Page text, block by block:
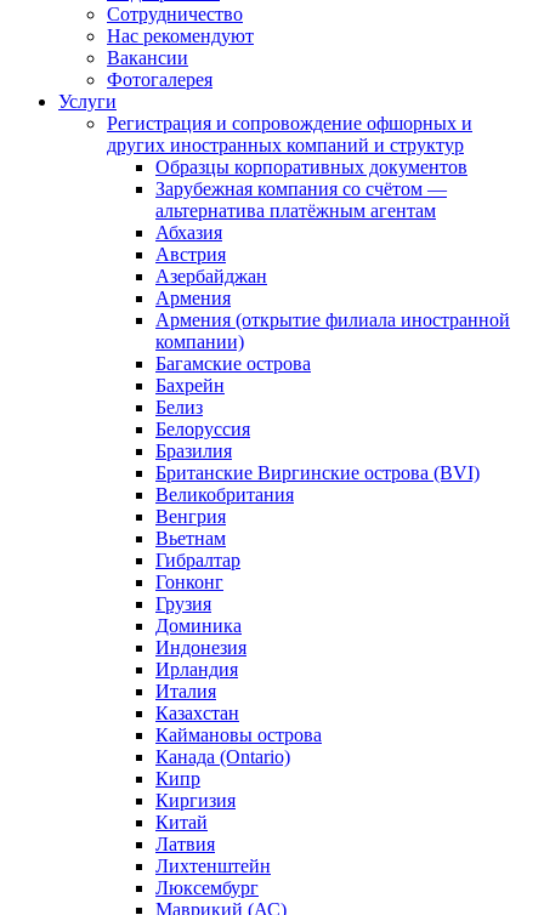
Сотрудничество
Нас рекомендуют
Вакансии
Фотогалерея
Услуги
Регистрация и сопровождение офшорных и
других иностранных компаний и структур
Образцы корпоративных документов
Зарубежная компания со счётом —
альтернатива платёжным агентам
Абхазия
Австрия
Азербайджан
Армения
Армения (открытие филиала иностранной
компании)
Багамские острова
Бахрейн
Белиз
Белоруссия
Бразилия
Британские Виргинские острова (BVI)
Великобритания
Венгрия
Вьетнам
Гибралтар
Гонконг
Грузия
Доминика
Индонезия
Ирландия
Италия
Казахстан
Каймановы острова
Канада (Ontario)
Кипр
Киргизия
Китай
Латвия
Лихтенштейн
Люксембург
Маврикий (АС)